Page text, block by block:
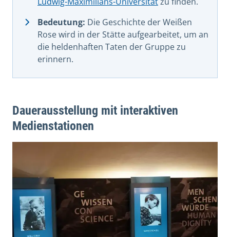
Bedeutung: Die Geschichte der Weißen
Rose wird in der Stätte aufgearbeitet, um an
die heldenhaften Taten der Gruppe zu
erinnern.
Dauerausstellung mit interaktiven
Medienstationen